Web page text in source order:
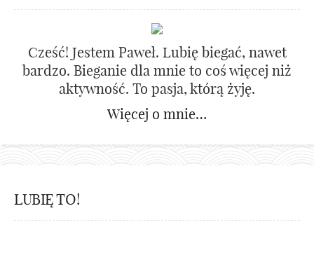
Cześć! Jestem Paweł. Lubię biegać, nawet
bardzo. Bieganie dla mnie to coś więcej niż
aktywność. To pasja, którą żyję.
Więcej o mnie…
LUBIĘ TO!